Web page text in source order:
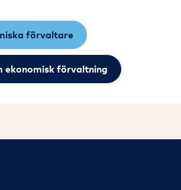
förvaltare
ekonomisk förvaltning